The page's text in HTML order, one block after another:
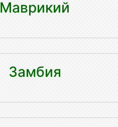
Маврикий
Замбия